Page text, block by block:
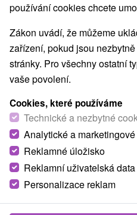
Obce a města
pro dva
VŠECHNY TOP -
TIP
používání cookies chcete
Zákon uvádí, že můžeme
zařízení, pokud jsou
stránky. Pro všechny ostatní
vaše povolení.
Cookies, které používáme
Technické a nezbytné
Analytické a
Reklamné úložisko
Reklamní uživatelská data
Personalizace reklam